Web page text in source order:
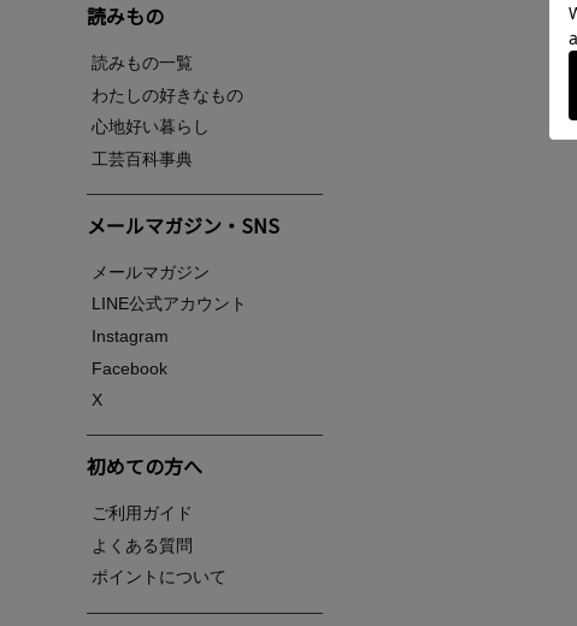
読みもの
読みもの一覧
わたしの好きなもの
心地好い暮らし
工芸百科事典
メールマガジン・SNS
メールマガジン
LINE公式アカウント
Instagram
Facebook
X
初めての方へ
ご利用ガイド
よくある質問
ポイントについて